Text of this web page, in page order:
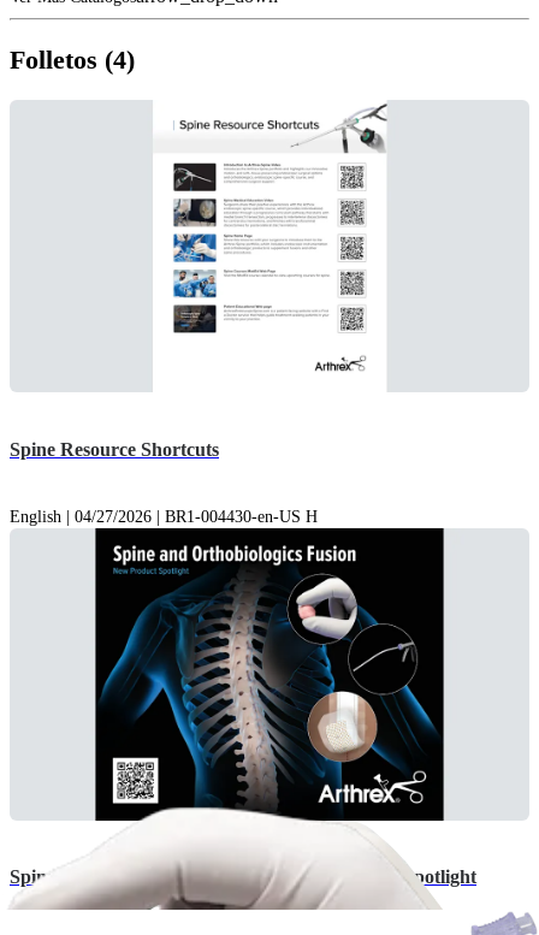
Folletos (4)
Spine Resource Shortcuts
English | 04/27/2026 | BR1-004430-en-US H
Spine and Orthobiologics Fusion | New Product Spotlight